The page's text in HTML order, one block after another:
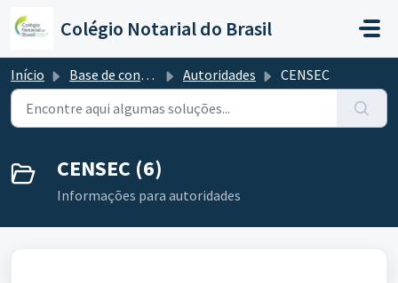
Colégio Notarial do Brasil
Início Base de conhecimento Autoridades CENSEC
CENSEC (6)
Informações para autoridades